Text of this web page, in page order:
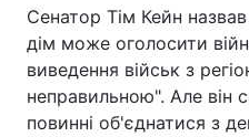
Сенатор Тім Кейн
дім може оголосити
виведення військ з
неправильною". Але він
повинні об'єднатися з